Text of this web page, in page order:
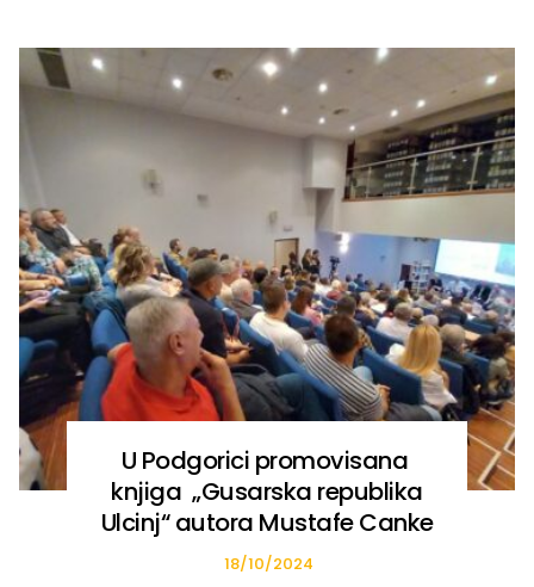
U Podgorici promovisana
knjiga „Gusarska republika
Ulcinj“ autora Mustafe Canke
18/10/2024